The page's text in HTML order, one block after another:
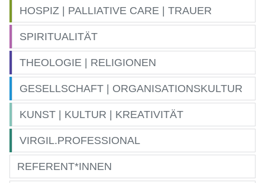
HOSPIZ | PALLIATIVE CARE | TRAUER
SPIRITUALITÄT
THEOLOGIE | RELIGIONEN
GESELLSCHAFT | ORGANISATIONSKULTUR
KUNST | KULTUR | KREATIVITÄT
VIRGIL.PROFESSIONAL
REFERENT*INNEN